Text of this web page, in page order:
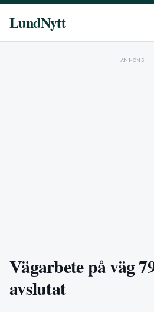
LundNytt
ANNONS
Vägarbete på väg
avslutat